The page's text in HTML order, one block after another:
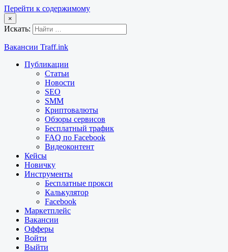
Перейти к содержимому
×
Искать:
Вакансии Traff.ink
Публикации
Статьи
Новости
SEO
SMM
Криптовалюты
Обзоры сервисов
Бесплатный трафик
FAQ по Facebook
Видеоконтент
Кейсы
Новичку
Инструменты
Бесплатные прокси
Калькулятор
Facebook
Маркетплейс
Вакансии
Офферы
Войти
Выйти